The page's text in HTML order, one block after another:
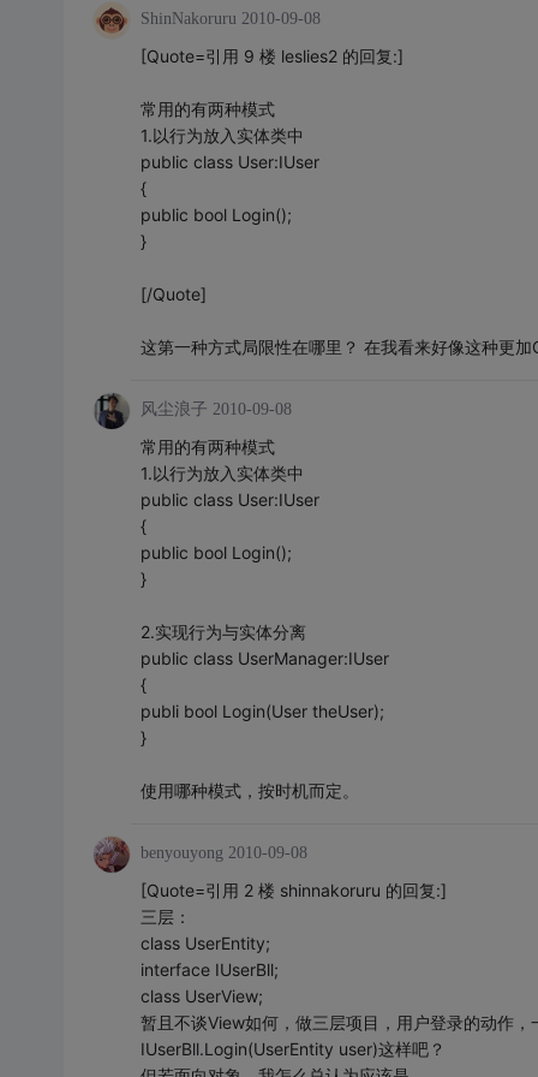
ShinNakoruru 2010-09-08
[Quote=引用 9 楼 leslies2 的回复:]
常用的有两种模式
1.以行为放入实体类中
public class User:IUser
{
public bool Login();
}
[/Quote]
这第一种方式局限性在哪里？ 在我看来好像这种更加
风尘浪子 2010-09-08
常用的有两种模式
1.以行为放入实体类中
public class User:IUser
{
public bool Login();
}
2.实现行为与实体分离
public class UserManager:IUser
{
publi bool Login(User theUser);
}
使用哪种模式，按时机而定。
benyouyong 2010-09-08
[Quote=引用 2 楼 shinnakoruru 的回复:]
三层：
class UserEntity;
interface IUserBll;
class UserView;
暂且不谈View如何，做三层项目，用户登录的动作，
IUserBll.Login(UserEntity user)这样吧？